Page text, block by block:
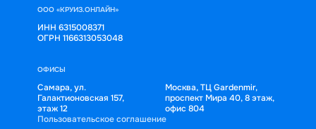
ООО «КРУИЗ.ОНЛАЙН»
ИНН 6315008371
ОГРН 1166313053048
ОФИСЫ
Самара, ул.
Галактионовская 157,
этаж 12
Москва, ТЦ Gardenmir,
проспект Мира 40, 8 этаж,
офис 804
Пользовательское соглашение